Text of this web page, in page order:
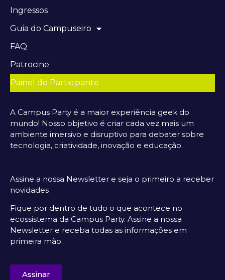
Ingressos
Guia do Campuseiro
FAQ
Patrocine
Painel do Participante
A Campus Party é a maior experiência geek do
mundo! Nosso objetivo é criar cada vez mais um
ambiente imersivo e disruptivo para debater sobre
tecnologia, criatividade, inovação e educação.
Assine a nossa Newsletter e seja o primeiro a receber
novidades
Fique por dentro de tudo o que acontece no
ecossistema da Campus Party. Assine a nossa
Newsletter e receba todas as informações em
primeira mão.
Assinar